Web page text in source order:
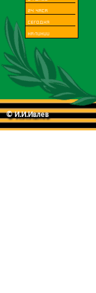
© И.И.Ивлев